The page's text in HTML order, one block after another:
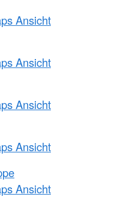
Ansicht
Ansicht
Ansicht
Ansicht
Ansicht